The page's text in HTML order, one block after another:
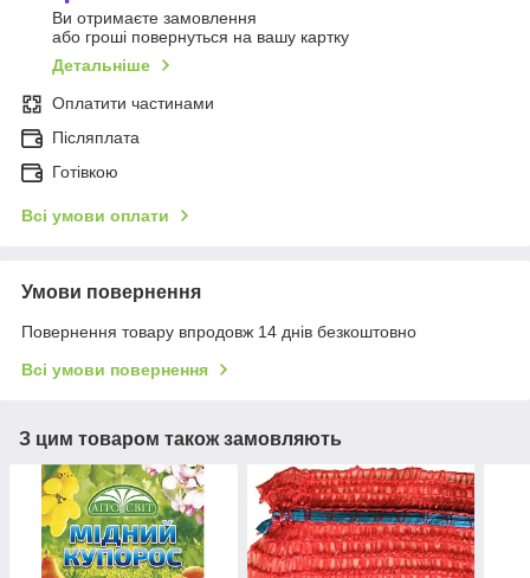
Ви отримаєте замовлення
або гроші повернуться на вашу картку
Детальніше
Оплатити частинами
Післяплата
Готівкою
Всі умови оплати
Умови повернення
Повернення товару впродовж 14 днів безкоштовно
Всі умови повернення
З цим товаром також замовляють